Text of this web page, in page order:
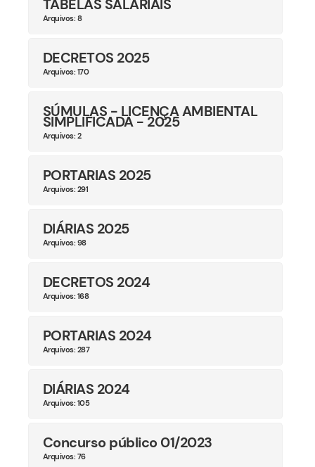
TABELAS SALARIAIS
Arquivos: 8
DECRETOS 2025
Arquivos: 170
SÚMULAS - LICENÇA AMBIENTAL
SIMPLIFICADA - 2025
Arquivos: 2
PORTARIAS 2025
Arquivos: 291
DIÁRIAS 2025
Arquivos: 98
DECRETOS 2024
Arquivos: 168
PORTARIAS 2024
Arquivos: 287
DIÁRIAS 2024
Arquivos: 105
Concurso público 01/2023
Arquivos: 76